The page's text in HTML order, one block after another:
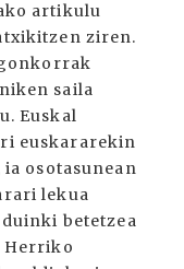
artikulu
ziren.
saila
Euskal
euskararekin
osotasunean
lekua
betetzea
Herriko